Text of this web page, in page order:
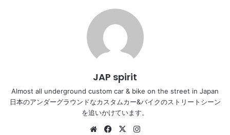
JAP spirit
Almost all underground custom car & bike on the street in Japan
日本のアンダーグラウンドなカスタムカー&バイクのストリートシーン
を追いかけています。
WebsiteFacebook
X